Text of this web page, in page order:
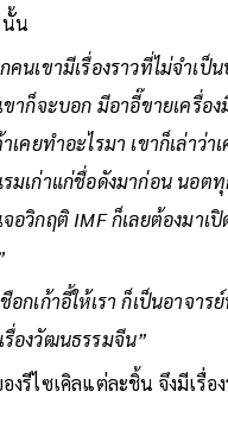
น
คนเขามีเรื่องราวที่ไม่จำเป็
ขาก็จะบอก มีอาอี๊ขายเครื่อ
าเคยทำอะไรมา เขาก็เล่าว่
มเก่าแก่ชื่อดังมาก่อน นอต
อวิกฤติ IMF ก็เลยต้องมาเปิ
อกเก้าอี้ให้เรา ก็เป็นอาจา
องวัฒนธรรมจีน”
งรีไซเคิลแต่ละชิ้น จึงมีเรื่อ